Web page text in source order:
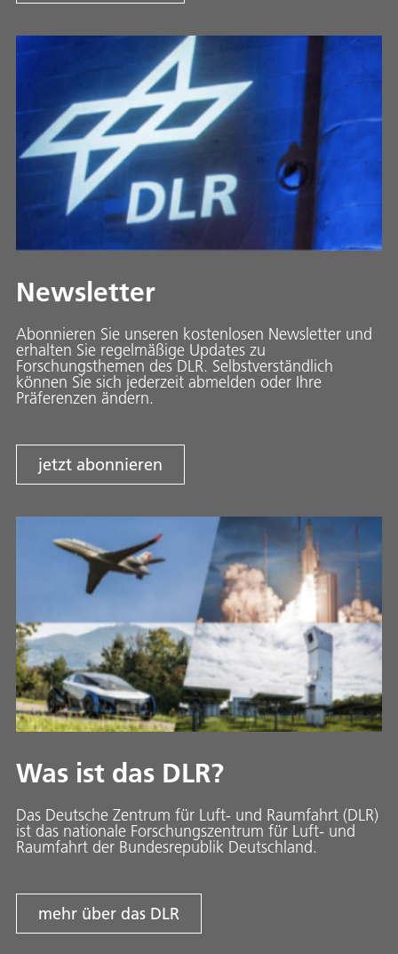
Newsletter
Abonnieren Sie unseren kostenlosen Newsletter und
erhalten Sie regelmäßige Updates zu
Forschungsthemen des DLR. Selbstverständlich
können Sie sich jederzeit abmelden oder Ihre
Präferenzen ändern.
jetzt abonnieren
Was ist das DLR?
Das Deutsche Zentrum für Luft- und Raumfahrt (DLR)
ist das nationale Forschungszentrum für Luft- und
Raumfahrt der Bundesrepublik Deutschland.
mehr über das DLR